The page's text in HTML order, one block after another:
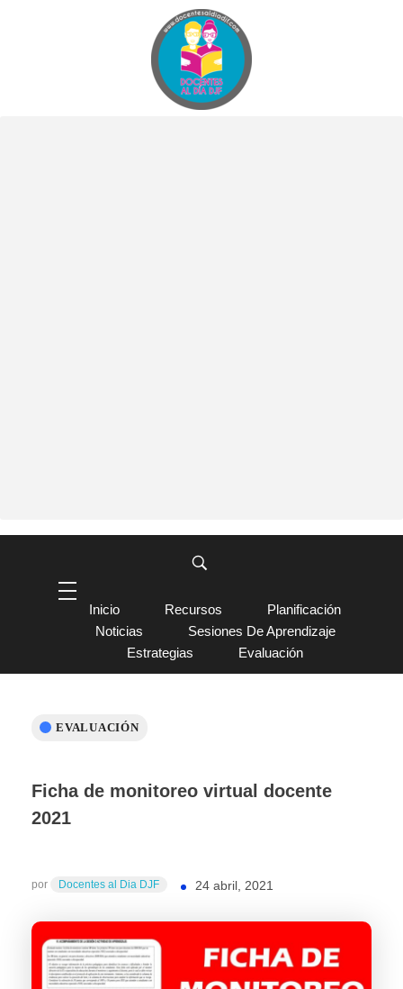
Inicio Recursos
Planificación
Noticias
Sesiones De Aprendizaje
Estrategias
Evaluación
Ficha de monitoreo virtual docente
2021
24 abril, 2021
por Docentes al Dia DJF
EVALUACIÓN